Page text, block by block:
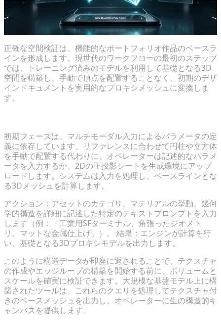
正確な空間検証は、機能的なポートフォリオ作品のベースラ
インを形成します。現世代のワークフローの最初のステップ
では、トレーニング済みのモデルを利用して基礎となる3D
空間を構築し、手動で頂点を配置することなく、初期のデザ
インドキュメントを実用的なプロキシメッシュに変換しま
す。
初期フェーズは、マルチモーダル入力によるパラメータの定
義に依存しています。リファレンスに合わせて円柱や立方体
を手動で配置する代わりに、オペレーターは記述的なパラメ
ータを入力するか、2Dの正投影シートを生成環境にアップ
ロードします。システムは入力を処理し、ベースラインとな
る3Dメッシュを計算します。
アクション：アセットのカテゴリ、マテリアルの挙動、幾何
学的構造を詳細に記述した特定のテキストプロンプトを入力
します（例：「工業用SFターミナル、角張ったジオメト
リ、マットな金属仕上げ」）。 結果：エンジンが計算を行
い、基礎となる3Dプロキシモデルを出力します。
このように構造データが即座に返されることで、テクスチャ
の作成やエッジループの構築を開始する前に、ボリュームと
スケールを確実に検証できます。大規模な基盤モデル上に構
築されたツールは、これらのクエリを処理してテクスチャ付
きのベースメッシュを出力し、オペレーターに生の構造的キ
ャンバスを提供します。